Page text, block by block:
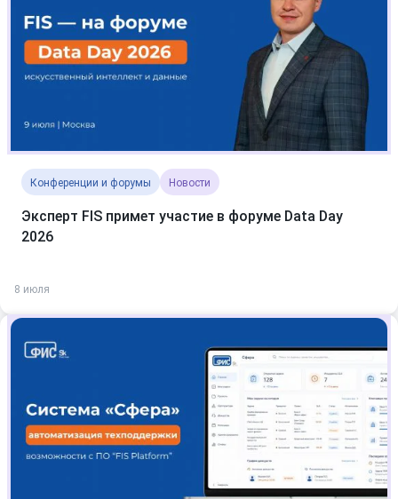
Конференции и форумы Новости
Эксперт FIS примет участие в форуме Data Day
2026
8 июля